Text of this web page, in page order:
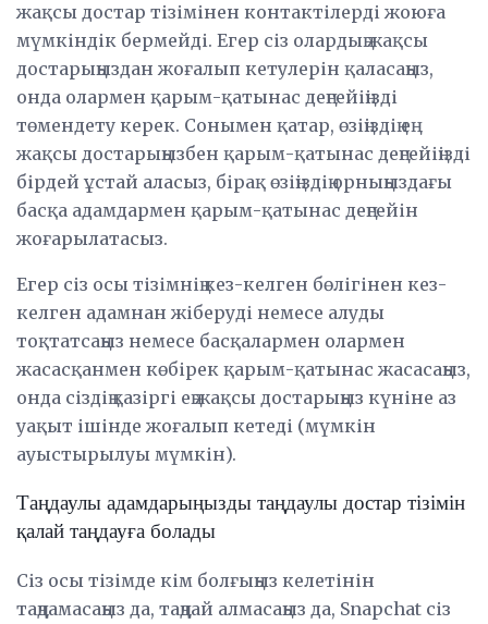
жақсы достар тізімінен контактілерді жоюға
мүмкіндік бермейді. Егер сіз олардың жақсы
достарыңыздан жоғалып кетулерін қаласаңыз,
онда олармен қарым-қатынас деңгейіңізді
төмендету керек. Сонымен қатар, өзіңіздің ең
жақсы достарыңызбен қарым-қатынас деңгейіңізді
бірдей ұстай аласыз, бірақ өзіңіздің орныңыздағы
басқа адамдармен қарым-қатынас деңгейін
жоғарылатасыз.
Егер сіз осы тізімнің кез-келген бөлігінен кез-
келген адамнан жіберуді немесе алуды
тоқтатсаңыз немесе басқалармен олармен
жасасқанмен көбірек қарым-қатынас жасасаңыз,
онда сіздің қазіргі ең жақсы достарыңыз күніне аз
уақыт ішінде жоғалып кетеді (мүмкін
ауыстырылуы мүмкін).
Таңдаулы адамдарыңызды таңдаулы достар тізімін
қалай таңдауға болады
Сіз осы тізімде кім болғыңыз келетінін
таңдамасаңыз да, таңдай алмасаңыз да, Snapchat сіз